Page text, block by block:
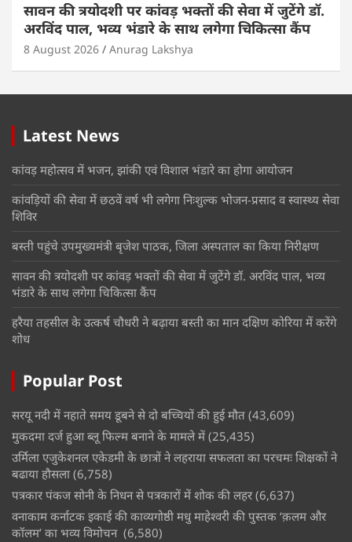
सावन की त्रयोदशी पर कांवड़ भक्तों की सेवा में जुटेंगे डॉ.
अरविंद पाल, भव्य भंडारे के साथ लगेगा चिकित्सा कैंप
8 August 2026 Anurag Lakshya
Latest News
कांवड़ महोत्सव में भजन, झांकी एवं विशाल भंडारे का होगा आयोजन
कांवड़ियों की सेवा में छठवें वर्ष भी लगेगा निःशुल्क भोजन-प्रसाद व स्वास्थ्य सेवा
शिविर
बस्ती पहुंचे उपमुख्यमंत्री बृजेश पाठक, जिला अस्पताल का किया निरीक्षण
सावन की त्रयोदशी पर कांवड़ भक्तों की सेवा में जुटेंगे डॉ. अरविंद पाल, भव्य
भंडारे के साथ लगेगा चिकित्सा कैंप
हरैया तहसील के उत्कर्ष चौधरी ने बढ़ाया बस्ती का मान दक्षिण कोरिया में करेंगे
शोध
Popular Post
सरयू नदी में नहाते समय डूबने से दो बच्चियों की हुई मौत (43,609)
मुकदमा दर्ज हुआ ब्लू फिल्म बनाने के मामले में (25,435)
उर्मिला एजुकेशनल एकेडमी के छात्रों ने लहराया सफलता का परचमः शिक्षकों ने
बढाया हौसला (6,758)
पत्रकार पंकज सोनी के निधन से पत्रकारों में शोक की लहर (6,637)
वनाकाम कर्नाटक इकाई की काव्यगोष्ठी मधु माहेश्वरी की पुस्तक ‘क़लम और
कॉलम’ का भव्य विमोचन (6,580)